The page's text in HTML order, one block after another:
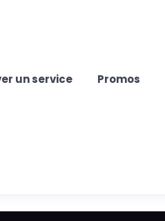
un service Promos